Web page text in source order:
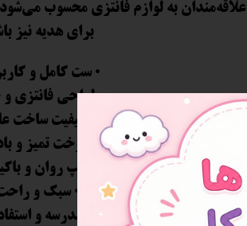
علاقه‌مندان به لوازم فانتزی محسوب
برای هدیه نیز
• ست کامل و
• طراحی فانتزی
• کیفیت ساخت
• دوخت تمیز و
• زیپ روان و
• سبک و
• مناسب مدرسه و